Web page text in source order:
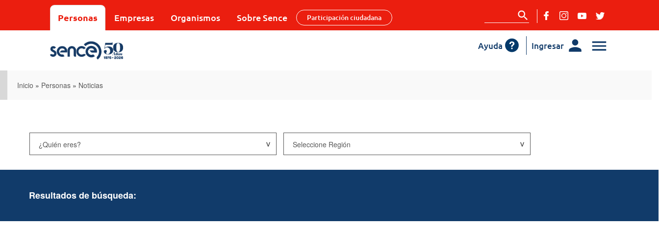
Personas Empresas Organismos Sobre Sence Participación ciudadana
Ingresar
Ayuda
Inicio » Personas » Noticias
Resultados de búsqueda: